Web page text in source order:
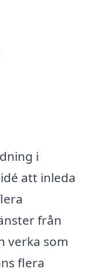
i
att inleda
från
verka som
flera